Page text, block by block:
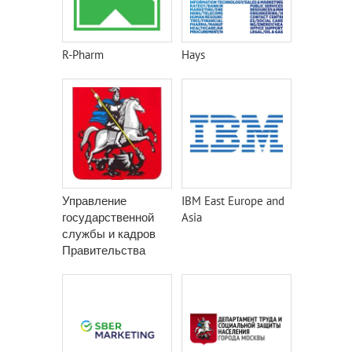
R-Pharm Hays
Управление
государственной
службы и кадров
Правительства
IBM East Europe and
Asia